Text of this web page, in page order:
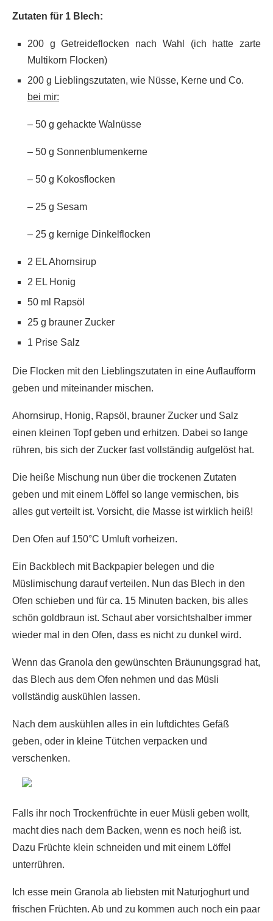
Zutaten für 1 Blech:
200 g Getreideflocken nach Wahl (ich hatte zarte
Multikorn Flocken)
200 g Lieblingszutaten, wie Nüsse, Kerne und Co.
bei mir:
– 50 g gehackte Walnüsse
– 50 g Sonnenblumenkerne
– 50 g Kokosflocken
– 25 g Sesam
– 25 g kernige Dinkelflocken
2 EL Ahornsirup
2 EL Honig
50 ml Rapsöl
25 g brauner Zucker
1 Prise Salz
Die Flocken mit den Lieblingszutaten in eine Auflaufform
geben und miteinander mischen.
Ahornsirup, Honig, Rapsöl, brauner Zucker und Salz
einen kleinen Topf geben und erhitzen. Dabei so lange
rühren, bis sich der Zucker fast vollständig aufgelöst hat.
Die heiße Mischung nun über die trockenen Zutaten
geben und mit einem Löffel so lange vermischen, bis
alles gut verteilt ist. Vorsicht, die Masse ist wirklich heiß!
Den Ofen auf 150°C Umluft vorheizen.
Ein Backblech mit Backpapier belegen und die
Müslimischung darauf verteilen. Nun das Blech in den
Ofen schieben und für ca. 15 Minuten backen, bis alles
schön goldbraun ist. Schaut aber vorsichtshalber immer
wieder mal in den Ofen, dass es nicht zu dunkel wird.
Wenn das Granola den gewünschten Bräunungsgrad hat,
das Blech aus dem Ofen nehmen und das Müsli
vollständig auskühlen lassen.
Nach dem auskühlen alles in ein luftdichtes Gefäß
geben, oder in kleine Tütchen verpacken und
verschenken.
Falls ihr noch Trockenfrüchte in euer Müsli geben wollt,
macht dies nach dem Backen, wenn es noch heiß ist.
Dazu Früchte klein schneiden und mit einem Löffel
unterrühren.
Ich esse mein Granola ab liebsten mit Naturjoghurt und
frischen Früchten. Ab und zu kommen auch noch ein paar